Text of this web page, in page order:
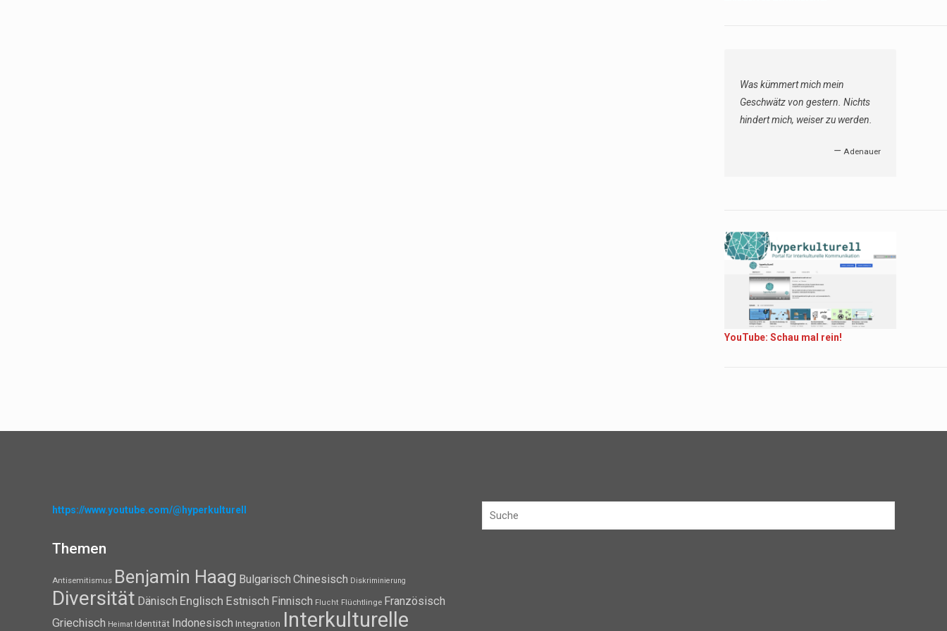
Was kümmert mich mein
Geschwätz von gestern. Nichts
hindert mich, weiser zu werden.
— Adenauer
YouTube: Schau mal rein!
https://www.youtube.com/@hyperkulturell
Themen
Antisemitismus Benjamin Haag Bulgarisch Chinesisch Diskriminierung
Diversität Dänisch Englisch Estnisch Finnisch Flucht Flüchtlinge Französisch
Griechisch Heimat Identität Indonesisch Integration Interkulturelle